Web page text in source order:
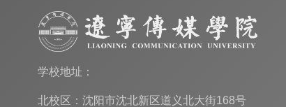
学校地址：
北校区：沈阳市沈北新区道义北大街168号